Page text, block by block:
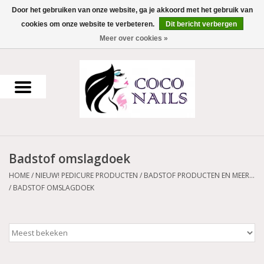
0 Artikelen - €0,00
Uv Gel
Acrylpoeder
Voorbereiding en finish
Werkmateriaal
Badstof omslagdoek
HOME/ NIEUW! PEDICURE PRODUCTEN / BADSTOF PRODUCTEN EN MEER...
/ BADSTOF OMSLAGDOEK
Door het gebruiken van onze website, ga je akkoord met het gebruik van
cookies om onze website te verbeteren.
Dit bericht verbergen
Meer over cookies »